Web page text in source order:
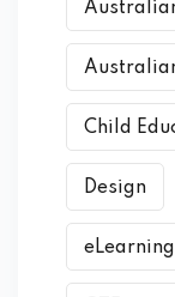
Child
Design
eLearning